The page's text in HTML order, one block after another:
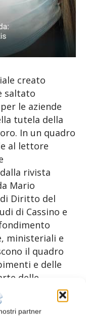
partner
creato
saltato
le aziende
tutela della
In un quadro
al lettore
rivista
Mario
Diritto del
di Cassino e
ministeriali e
il quadro
e delle
delle
alle figure